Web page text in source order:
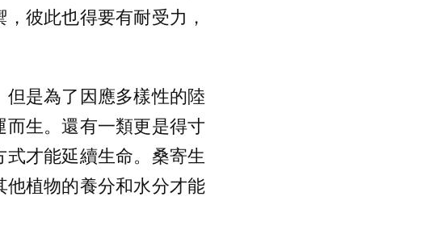
彼此也得要有耐受力，
是為了因應多樣性的陸
生。還有一類更是得寸
才能延續生命。桑寄生
植物的養分和水分才能